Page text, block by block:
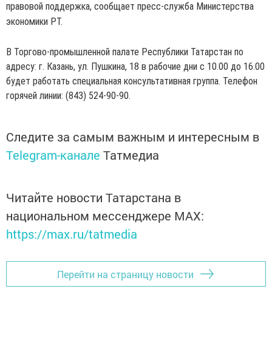
правовой поддержка, сообщает пресс-служба Министерства
экономики РТ.
В Торгово-промышленной палате Республики Татарстан по
адресу: г. Казань, ул. Пушкина, 18 в рабочие дни с 10.00 до 16.00
будет работать специальная консультативная группа. Телефон
горячей линии: (843) 524-90-90.
Следите за самым важным и интересным в
Telegram-канале Татмедиа
Читайте новости Татарстана в
национальном мессенджере MАХ:
https://max.ru/tatmedia
Перейти на страницу новости